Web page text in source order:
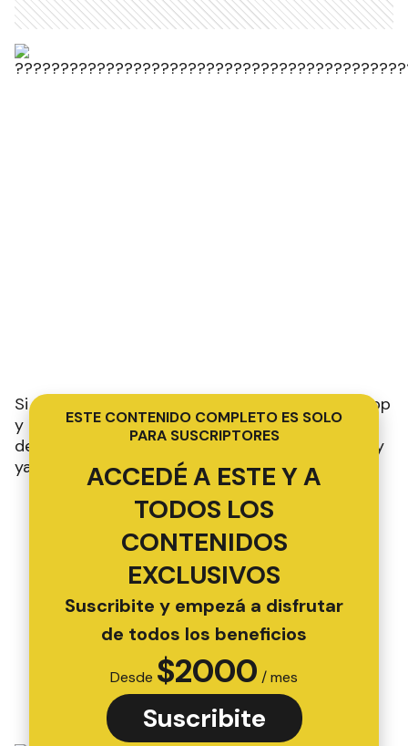
Si te gusta ilustrar tus tuits, textos de WhatsApp
y cualquier tipo de mensaje que envíes a través
del teléfono, preparate para usarlos el doble hoy
ya que se trata del Día Mundial del Emoji.
ESTE CONTENIDO COMPLETO ES SOLO
PARA SUSCRIPTORES
ACCEDÉ A ESTE Y A
TODOS LOS
CONTENIDOS
EXCLUSIVOS
Suscribite y empezá a disfrutar
de todos los beneficios
Desde $2000 / mes
Suscribite